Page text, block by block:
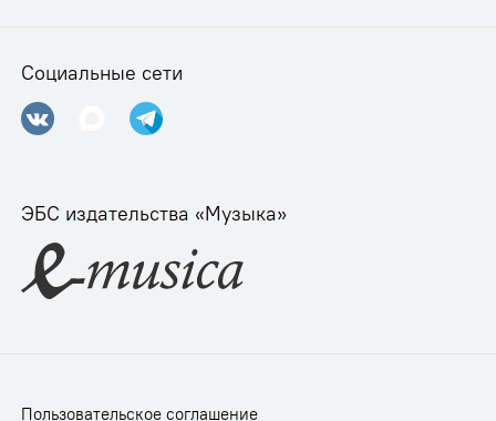
Социальные сети
ЭБС издательства «Музыка»
Пользовательское соглашение